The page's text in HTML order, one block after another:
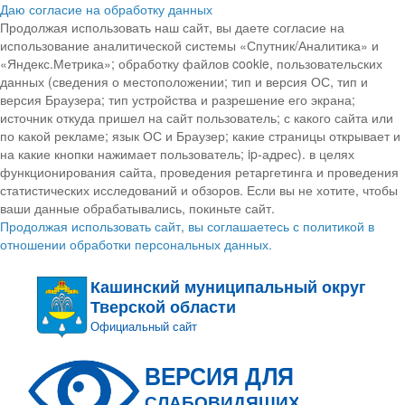
Даю согласие на обработку данных
Продолжая использовать наш сайт, вы даете согласие на
использование аналитической системы «Спутник/Аналитика» и
«Яндекс.Метрика»; обработку файлов cookie, пользовательских
данных (сведения о местоположении; тип и версия ОС, тип и
версия Браузера; тип устройства и разрешение его экрана;
источник откуда пришел на сайт пользователь; с какого сайта или
по какой рекламе; язык ОС и Браузер; какие страницы открывает и
на какие кнопки нажимает пользователь; ip-адрес). в целях
функционирования сайта, проведения ретаргетинга и проведения
статистических исследований и обзоров. Если вы не хотите, чтобы
ваши данные обрабатывались, покиньте сайт.
Продолжая использовать сайт, вы соглашаетесь с политикой в
отношении обработки персональных данных.